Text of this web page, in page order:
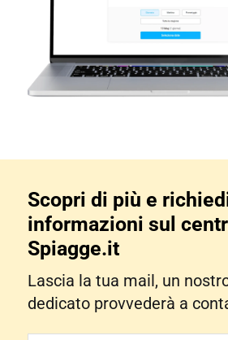
Scopri di più e
informazioni sul
Spiagge.it
Lascia la tua mail, un
dedicato provvederà a